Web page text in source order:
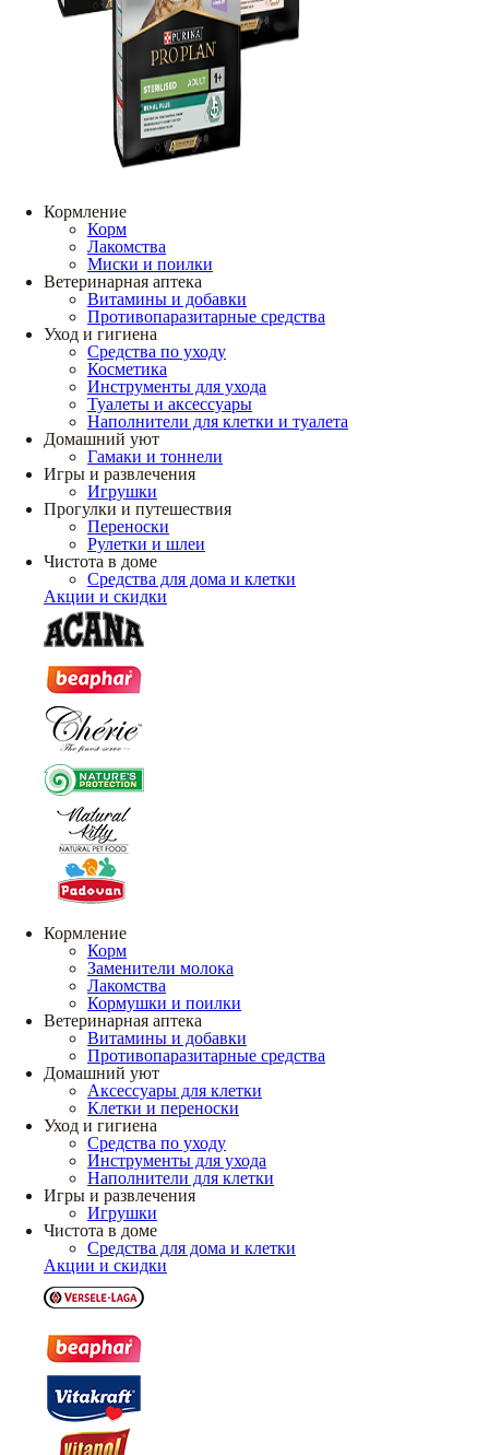
Кормление
Корм
Лакомства
Миски и поилки
Ветеринарная аптека
Витамины и добавки
Противопаразитарные средства
Уход и гигиена
Средства по уходу
Косметика
Инструменты для ухода
Туалеты и аксессуары
Наполнители для клетки и туалета
Домашний уют
Гамаки и тоннели
Игры и развлечения
Игрушки
Прогулки и путешествия
Переноски
Рулетки и шлеи
Чистота в доме
Средства для дома и клетки
Акции и скидки
Кормление
Корм
Заменители молока
Лакомства
Кормушки и поилки
Ветеринарная аптека
Витамины и добавки
Противопаразитарные средства
Домашний уют
Аксессуары для клетки
Клетки и переноски
Уход и гигиена
Средства по уходу
Инструменты для ухода
Наполнители для клетки
Игры и развлечения
Игрушки
Чистота в доме
Средства для дома и клетки
Акции и скидки